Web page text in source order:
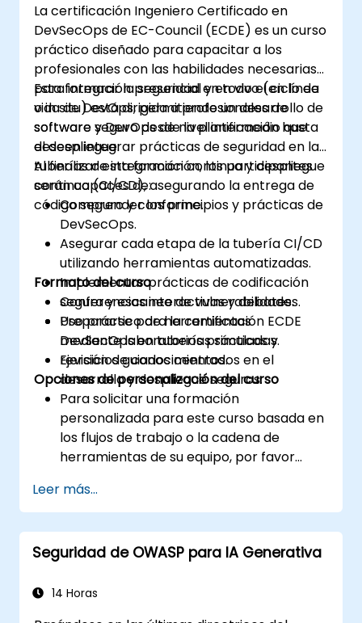
La certificación Ingeniero Certificado en
DevSecOps de EC-Council (ECDE) es un curso
práctico diseñado para capacitar a los
profesionales con las habilidades necesarias
para integrar la seguridad en todo el ciclo de
vida de DevOps, permitiendo un desarrollo de
software seguro desde la planificación hasta
el despliegue.
Esta formación presencial y en vivo (en línea
o in situ) está dirigida a profesionales de
software y DevOps de nivel intermedio que
deseen integrar prácticas de seguridad en las
tuberías de integración continua y despliegue
continuo (CI/CD), asegurando la entrega de
código seguro y conforme.
Al finalizar esta formación, los participantes
serán capaces de:
Comprender los principios y prácticas de
DevSecOps.
Asegurar cada etapa de la tubería CI/CD
utilizando herramientas automatizadas.
Implementar prácticas de codificación
segura y escaneo de vulnerabilidades.
Prepararse para la certificación ECDE
mediante laboratorios prácticos y
revisión de conocimientos.
Formato del curso
Conferencias interactivas y debates.
Uso práctico de herramientas
DevSecOps en tuberías simuladas.
Ejercicios guiados centrados en el
desarrollo y despliegue seguros.
Opciones de personalización del curso
Para solicitar una formación
personalizada para este curso basada en
los flujos de trabajo o la cadena de
herramientas de su equipo, por favor
Leer más...
Seguridad de OWASP para IA Generativa
14 Horas